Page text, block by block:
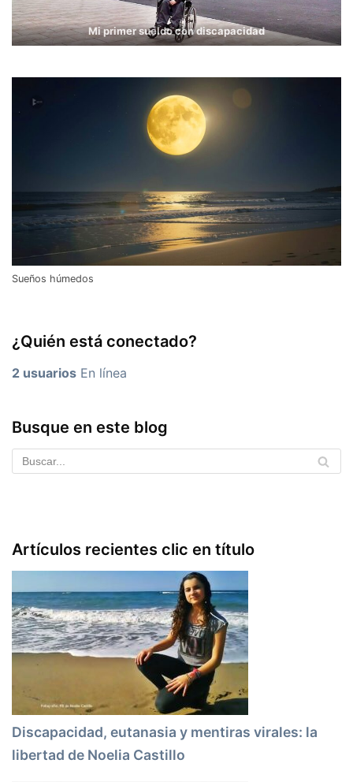
Mi primer sueldo con discapacidad
Sueños húmedos
¿Quién está conectado?
2 usuarios En línea
Busque en este blog
Artículos recientes clic en título
Discapacidad, eutanasia y mentiras virales: la
libertad de Noelia Castillo